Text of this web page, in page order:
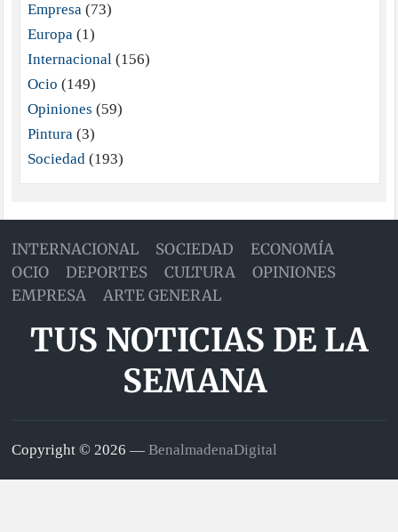
Empresa(73)
Europa(1)
Internacional(156)
Ocio (149)
Opiniones (59)
Pintura(3)
Sociedad(193)
INTERNACIONAL SOCIEDAD
ECONOMÍA
OCIO
DEPORTES CULTURA
OPINIONES
EMPRESA
ARTE GENERAL
TUS NOTICIAS DE LA
SEMANA
Copyright © 2026 —BenalmadenaDigital